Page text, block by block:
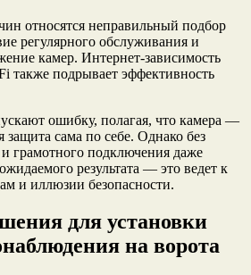
относятся неправильный подбор
регулярного обслуживания и
камер. Интернет-зависимость
также подрывает эффективность
ошибку, полагая, что камера —
защита сама по себе. Однако без
грамотного подключения даже
результата — это ведет к
и иллюзии безопасности.
для установки
на ворота